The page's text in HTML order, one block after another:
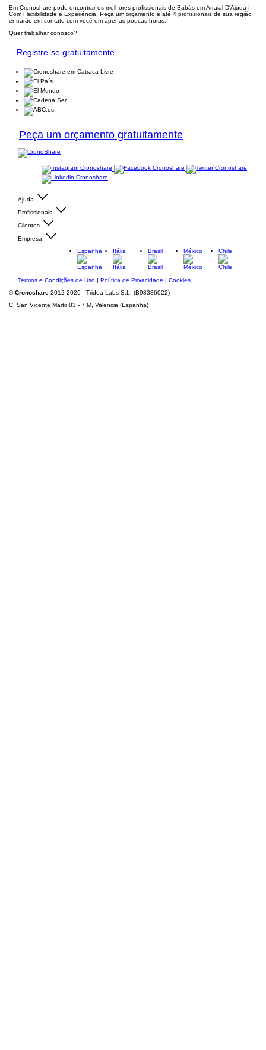
Em Cronoshare pode encontrar os melhores profissionais de Babás em Arraial D'Ajuda |
Com Flexibilidade e Experiência. Peça um orçamento e até 4 profissionais de sua região
entrarão em contato com você em apenas poucas horas.
Quer trabalhar conosco?
Registre-se gratuitamente
Peça um orçamento gratuitamente
Ajuda
Profissionais
Clientes
Empresa
Espanha
Itália Brasil México Chile
Termos e Condições de Uso | Política de Privacidade | Cookies
©Cronoshare 2012-2026 - Tridea Labs S.L. (B98386022)
C. San Vicente Mártir 83 - 7 M, Valencia (Espanha)